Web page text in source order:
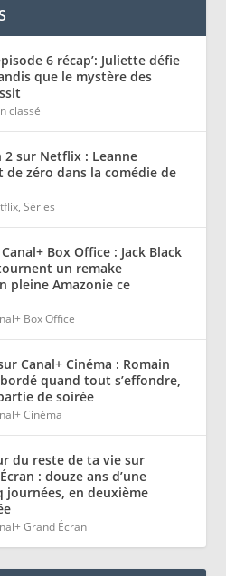
6 récap’: Juliette défie
que le mystère des
classé
2 sur Netflix : Leanne
de zéro dans la comédie de
,Séries
Box Office : Jack Black
un remake
pleine Amazonie ce
Box Office
Canal+ Cinéma : Romain
quand tout s’effondre,
de soirée
Cinéma
du reste de ta vie sur
: douze ans d’une
journées, en deuxième
Grand Écran